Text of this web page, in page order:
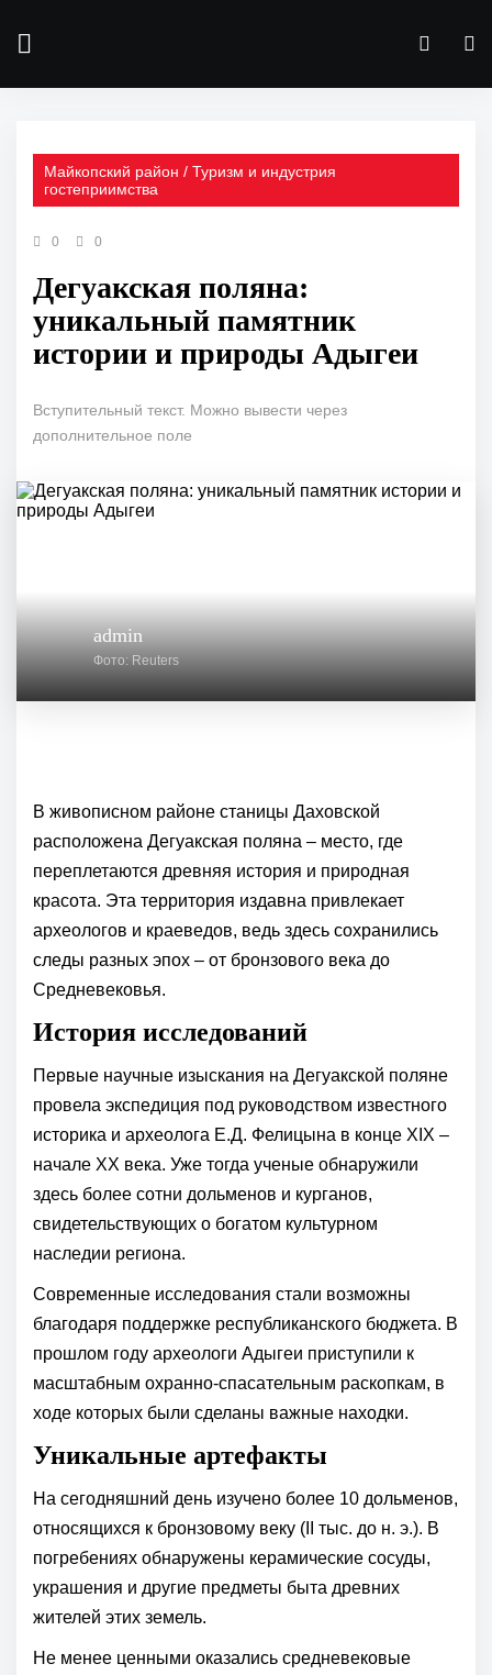
Майкопский район / Туризм и индустрия
гостеприимства
0 0
Дегуакская поляна:
уникальный памятник
истории и природы Адыгеи
Вступительный текст. Можно вывести через
дополнительное поле
admin
Фото: Reuters
В живописном районе станицы Даховской
расположена Дегуакская поляна – место, где
переплетаются древняя история и природная
красота. Эта территория издавна привлекает
археологов и краеведов, ведь здесь сохранились
следы разных эпох – от бронзового века до
Средневековья.
История исследований
Первые научные изыскания на Дегуакской поляне
провела экспедиция под руководством известного
историка и археолога Е.Д. Фелицына в конце XIX –
начале XX века. Уже тогда ученые обнаружили
здесь более сотни дольменов и курганов,
свидетельствующих о богатом культурном
наследии региона.
Современные исследования стали возможны
благодаря поддержке республиканского бюджета. В
прошлом году археологи Адыгеи приступили к
масштабным охранно-спасательным раскопкам, в
ходе которых были сделаны важные находки.
Уникальные артефакты
На сегодняшний день изучено более 10 дольменов,
относящихся к бронзовому веку (II тыс. до н. э.). В
погребениях обнаружены керамические сосуды,
украшения и другие предметы быта древних
жителей этих земель.
Не менее ценными оказались средневековые